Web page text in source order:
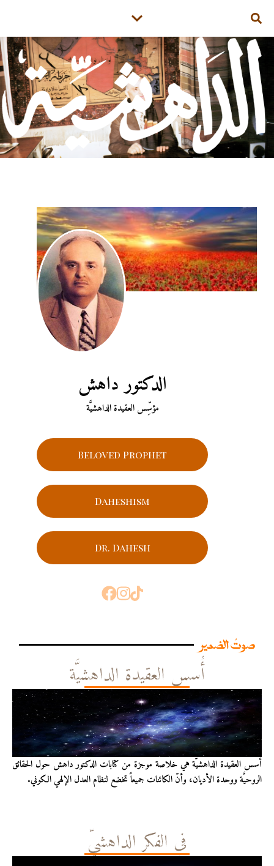
الدكتور داهش
مؤسِّس العقيدة الداهشيَّة
Beloved Prophet
Daheshism
Dr. Dahesh
صوتُ الضمير
أُسس العقيدة الداهشيَّة
أُسس العقيدة الداهشيّة هي خلاصة موجزة من كتابات الدكتور داهش حول الحقائق
الروحيَّة ووحدة الأديان، وأنّ الكائنات جميعاً تخضع لنظام العدل الإلهي الكوني.
في الفكر الداهشيّ